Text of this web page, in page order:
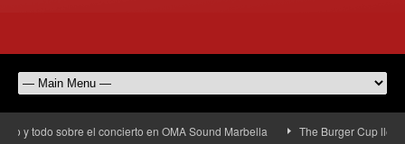
todo sobre el concierto en OMA Sound Marbella The Burger Cup llega